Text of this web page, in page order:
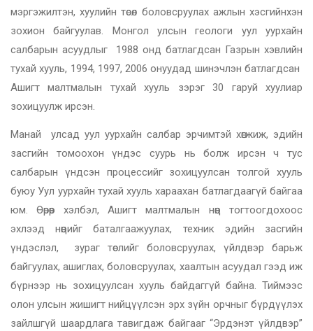
мэргэжилтэн, хуулийн төсөл боловсруулах ажлын хэсгийнхэн
зохион байгуулав. Монгол улсын геологи уул уурхайн
салбарын асуудлыг 1988 онд батлагдсан Газрын хэвлийн
тухай хууль, 1994, 1997, 2006 онуудад шинэчлэн батлагдсан
Ашигт малтмалын тухай хууль зэрэг 30 гаруй хуулиар
зохицуулж ирсэн.
Манай улсад уул уурхайн салбар эрчимтэй хөгжиж, эдийн
засгийн томоохон үндэс суурь нь болж ирсэн ч тус
салбарын үндсэн процессийг зохицуулсан толгой хууль
буюу Уул уурхайн тухай хууль хараахан батлагдаагүй байгаа
юм. Өөрөөр хэлбэл, Ашигт малтмалын нөөц тогтоогдохоос
эхлээд нөөцийг баталгаажуулах, техник эдийн засгийн
үндэслэл, зураг төслийг боловсруулах, үйлдвэр барьж
байгуулах, ашиглах, боловсруулах, хаалтын асуудал гээд иж
бүрнээр нь зохицуулсан хууль байдаггүй байна. Тиймээс
олон улсын жишигт нийцүүлсэн эрх зүйн орчныг бүрдүүлэх
зайлшгүй шаардлага тавигдаж байгааг “Эрдэнэт үйлдвэр”